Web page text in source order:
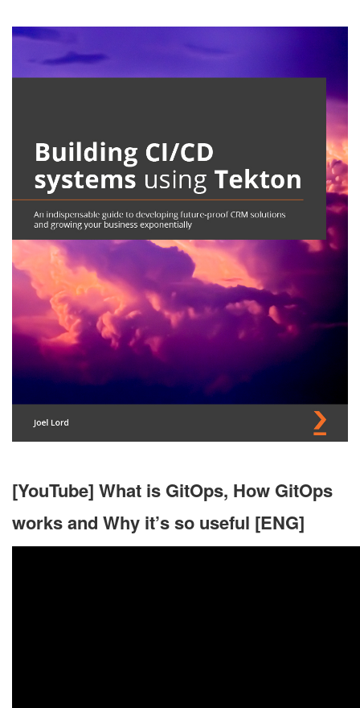
[YouTube] What is GitOps, How GitOps
works and Why it’s so useful [ENG]